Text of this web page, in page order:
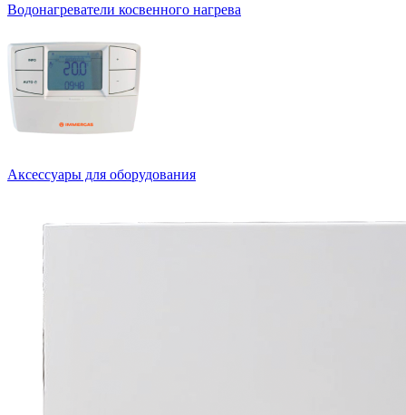
Водонагреватели косвенного нагрева
Аксессуары для оборудования